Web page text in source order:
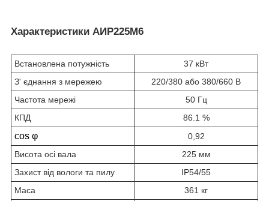
Характеристики АИР225М6
Встановлена потужність
37 кВт
З' єднання з мережею
220/380 або 380/660 В
Частота мережі
50 Гц
КПД
86.1 %
cos φ
0,92
Висота осі вала
225 мм
Захист від вологи та пилу
IP54/55
Маса
361 кг